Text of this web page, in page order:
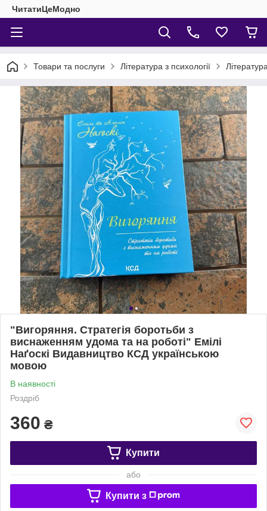
ЧитатиЦеМодно
Товари та послуги Література з психології
"Вигоряння. Стратегія боротьби з
виснаженням удома та на роботі" Емілі
Наґоскі Видавництво КСД українською
мовою
В наявності
Роздріб
360 ₴
Купити
або
Купити з